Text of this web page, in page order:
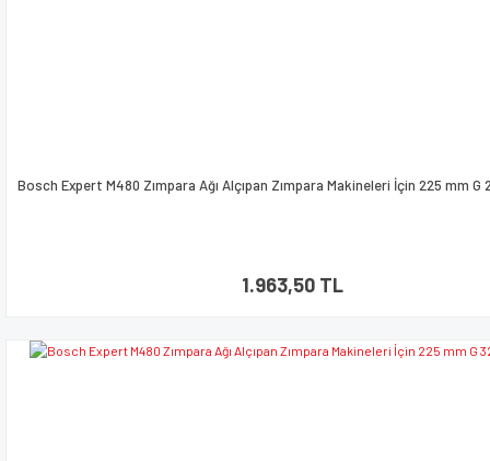
Bosch Expert M480 Zımpara Ağı Alçıpan Zımpara Makineleri İçin 225 mm G
1.963,50 TL